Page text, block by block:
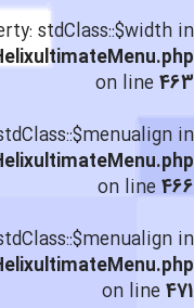
stdClass::$width in
on line463
in
on line466
in
on line471